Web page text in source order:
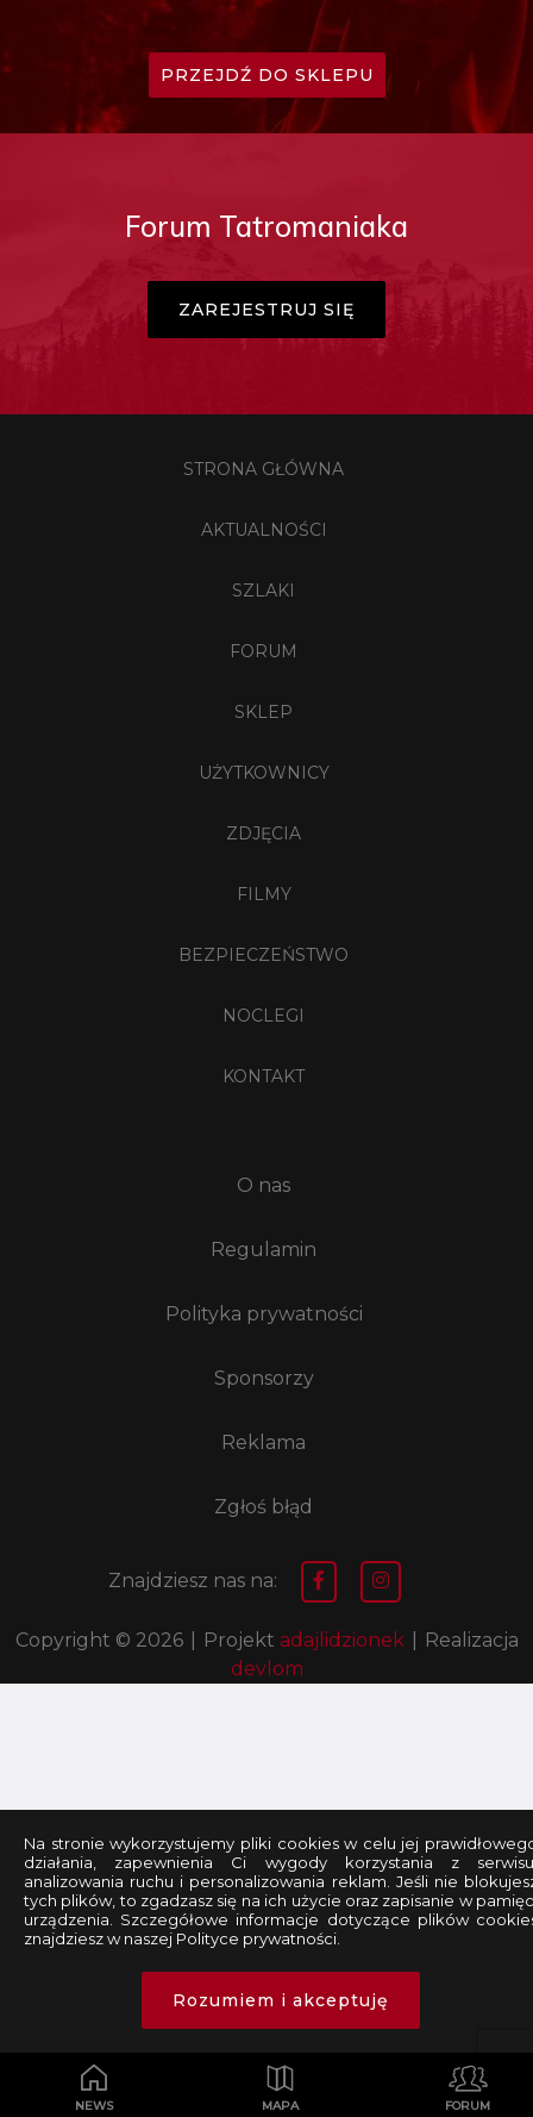
NEWS MAPA FORUM
PRZEJDŹ DO SKLEPU
Forum Tatromaniaka
ZAREJESTRUJ SIĘ
STRONA GŁÓWNA
AKTUALNOŚCI
SZLAKI
FORUM
SKLEP
UŻYTKOWNICY
ZDJĘCIA
FILMY
BEZPIECZEŃSTWO
NOCLEGI
KONTAKT
O nas
Regulamin
Polityka prywatności
Sponsorzy
Reklama
Zgłoś błąd
Znajdziesz nas na:
Copyright © 2026 Projekt adajlidzionek
Realizacja
devlom
Na stronie wykorzystujemy pliki cookies w celu jej
działania, zapewnienia Ci wygody korzystania z
analizowania ruchu i personalizowania reklam. Jeśli nie
tych plików, to zgadzasz się na ich użycie oraz zapisanie w
urządzenia. Szczegółowe informacje dotyczące plików
znajdziesz w naszej Polityce prywatności.
Rozumiem i akceptuję